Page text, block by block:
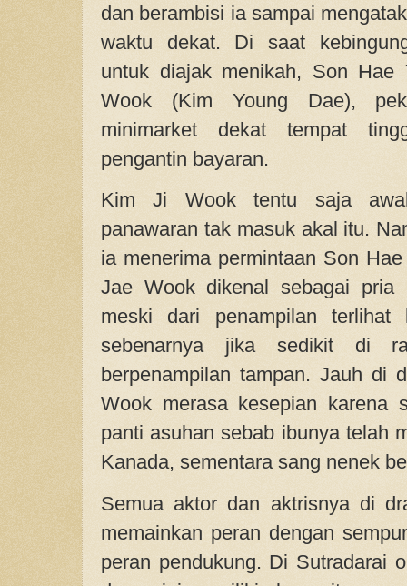
dan berambisi ia sampai
waktu dekat. Di saat
untuk diajak menikah, Son Hae
Wook (Kim Young Dae),
minimarket dekat tempat
pengantin bayaran.
Kim Ji Wook tentu saja
panawaran tak masuk akal itu.
ia menerima permintaan Son
Jae Wook dikenal sebagai pria
meski dari penampilan terlihat
sebenarnya jika sedikit di
berpenampilan tampan. Jauh di
Wook merasa kesepian karena
panti asuhan sebab ibunya telah
Kanada, sementara sang nenek
Semua aktor dan aktrisnya di
memainkan peran dengan
peran pendukung. Di Sutradarai